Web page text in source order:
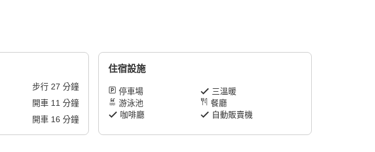
步行 27 分鐘
開車 11 分鐘
開車 16 分鐘
住宿設施
停車場
三溫暖
游泳池
餐廳
咖啡廳
自動販賣機